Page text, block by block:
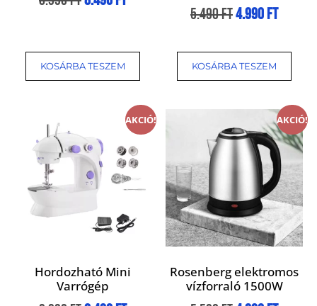
KOSÁRBA TESZEM
5.490Ft4.990Ft
KOSÁRBA TESZEM
AKCIÓ!
Hordozható Mini
Varrógép
AKCIÓ!
Rosenberg elektromos
vízforraló 1500W